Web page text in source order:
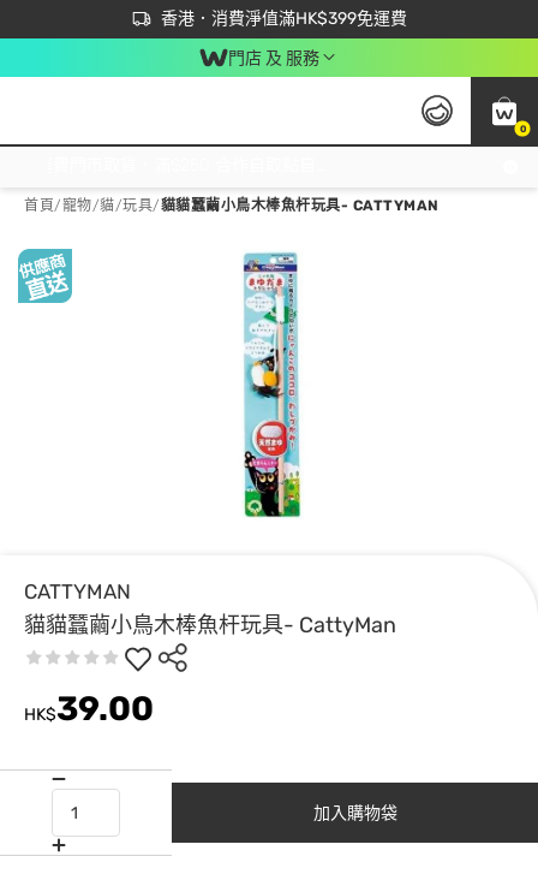
香港．消費淨值滿HK$399免運費
立即成為易賞錢會員盡享獨家優惠
首次APP下單買滿$450 輸入 NEWAPP 即減$50
門店 及 服務
0
首頁/寵物/貓/玩具/貓貓蠶繭小鳥木棒魚杆玩具- CATTYMAN
CATTYMAN
貓貓蠶繭小鳥木棒魚杆玩具- CattyMan
HK$39.00
加入購物袋